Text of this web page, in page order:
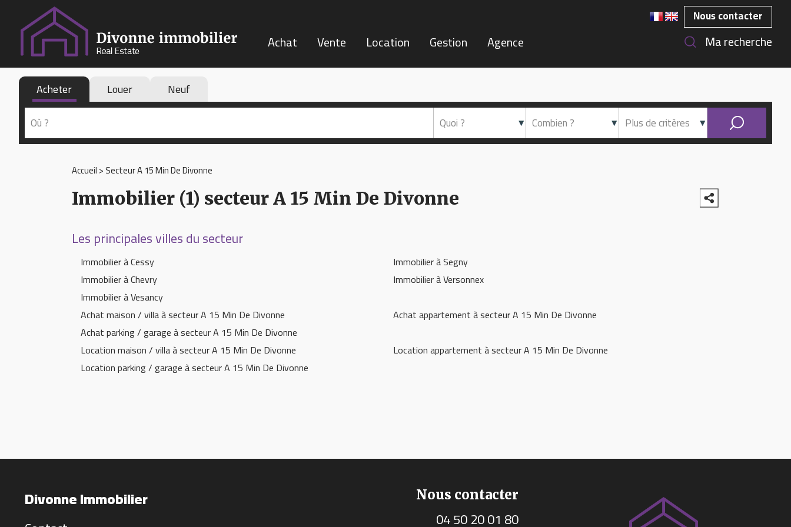
Ma recherche
Nous contacter
Achat Vente Location Gestion Agence
Acheter Louer Neuf
Accueil>Secteur A 15 Min De Divonne
Immobilier (1) secteur A 15 Min De Divonne
Les principales villes du secteur
Immobilier à Cessy
Immobilier à Segny
Immobilier à Chevry
Immobilier à Versonnex
Immobilier à Vesancy
Achat maison / villa à secteur A 15 Min De Divonne
Achat appartement à secteur A 15 Min De Divonne
Achat parking / garage à secteur A 15 Min De Divonne
Location maison / villa à secteur A 15 Min De Divonne
Location appartement à secteur A 15 Min De Divonne
Location parking / garage à secteur A 15 Min De Divonne
Divonne Immobilier Nous contacter
04 50 20 01 80